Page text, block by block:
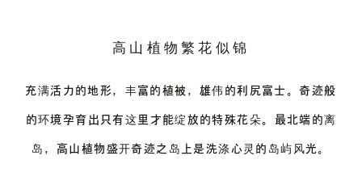
高山植物繁花似锦
充满活力的地形，丰富的植被，雄伟的利尻富士。奇迹般
的环境孕育出只有这里才能绽放的特殊花朵。 最北端的离
岛，高山植物盛开奇迹之岛上是洗涤心灵的岛屿风光。